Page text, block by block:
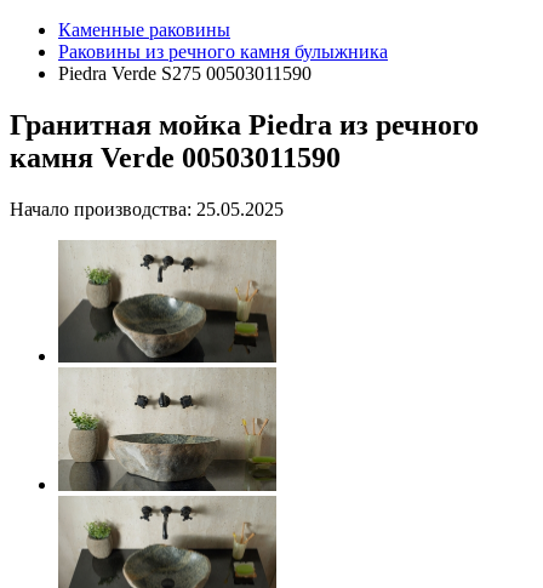
Каменные раковины
Раковины из речного камня булыжника
Piedra Verde S275 00503011590
Гранитная мойка Piedra из речного
камня Verde 00503011590
Начало производства: 25.05.2025